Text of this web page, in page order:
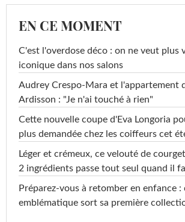
EN CE MOMENT
C'est l'overdose déco : on ne veut plus
iconique dans nos salons
Audrey Crespo-Mara et l'appartement
Ardisson : "Je n'ai touché à rien"
Cette nouvelle coupe d'Eva Longoria
plus demandée chez les coiffeurs cet
Léger et crémeux, ce velouté de
2 ingrédients passe tout seul quand il
Préparez-vous à retomber en enfance :
emblématique sort sa première